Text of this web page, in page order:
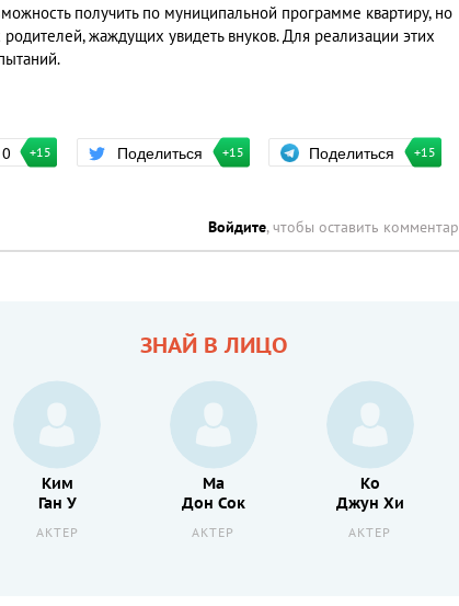
получить по муниципальной программе квартиру, но
жаждущих увидеть внуков. Для реализации этих
0 +15 Поделиться +15 Поделиться +15
Войдите, чтобы оставить
ЗНАЙ В ЛИЦО
Ким
Ган У
АКТЕР
Ма
Дон Сок
АКТЕР
Ко
Джун Хи
АКТЕР